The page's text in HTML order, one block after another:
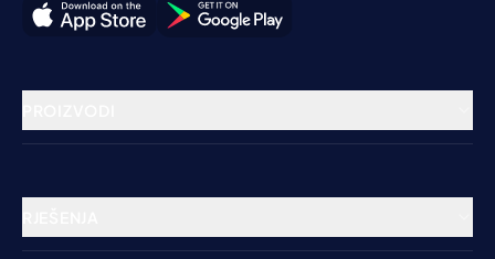
Rezervacijski sustav
Hoteli